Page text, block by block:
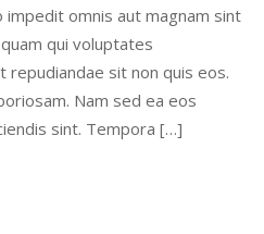
impedit omnis aut magnam sint
qui voluptates
repudiandae sit non quis eos.
Nam sed ea eos
sint. Tempora […]